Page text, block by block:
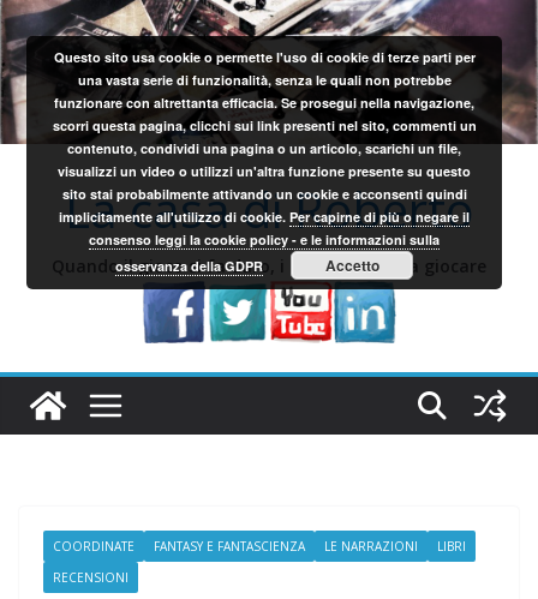
Salta
al
contenuto
La casa di Roberto
Quando il gioco si fa duro, i sardi iniziano a giocare
COORDINATE FANTASY E FANTASCIENZA LE NARRAZIONI
LIBRI
RECENSIONI
Questo sito usa cookie o permette l'uso di cookie di terze parti per
una vasta serie di funzionalità, senza le quali non potrebbe
funzionare con altrettanta efficacia. Se prosegui nella navigazione,
scorri questa pagina, clicchi sui link presenti nel sito, commenti un
contenuto, condividi una pagina o un articolo, scarichi un file,
visualizzi un video o utilizzi un'altra funzione presente su questo
sito stai probabilmente attivando un cookie e acconsenti quindi
implicitamente all'utilizzo di cookie.Per capirne di più o negare il
consenso leggi la cookie policy - e le informazioni sulla
osservanza della GDPR
Accetto